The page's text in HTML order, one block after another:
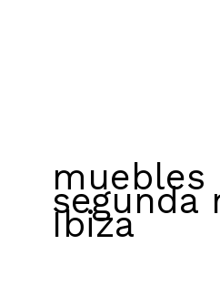
muebles
segunda
Ibiza